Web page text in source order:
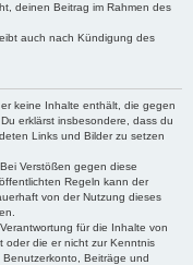
deinen Beitrag im Rahmen des
auch nach Kündigung des
keine Inhalte enthält, die gegen
erklärst insbesondere, dass du
Links und Bilder zu setzen
Verstößen gegen diese
Regeln kann der
von der Nutzung dieses
für die Inhalte von
oder die er nicht zur Kenntnis
Beiträge und